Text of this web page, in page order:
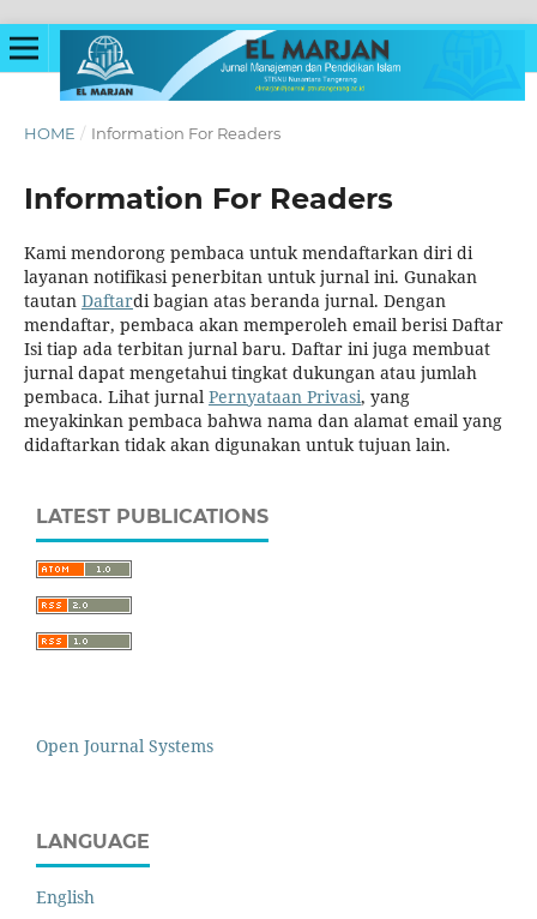
HOME / Information For Readers
Information For Readers
Kami mendorong pembaca untuk mendaftarkan diri di
layanan notifikasi penerbitan untuk jurnal ini. Gunakan
tautan Daftardi bagian atas beranda jurnal. Dengan
mendaftar, pembaca akan memperoleh email berisi Daftar
Isi tiap ada terbitan jurnal baru. Daftar ini juga membuat
jurnal dapat mengetahui tingkat dukungan atau jumlah
pembaca. Lihat jurnal Pernyataan Privasi, yang
meyakinkan pembaca bahwa nama dan alamat email yang
didaftarkan tidak akan digunakan untuk tujuan lain.
LATEST PUBLICATIONS
Open Journal Systems
LANGUAGE
English